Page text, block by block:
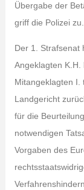
Übergabe der
griff die Polizei zu.
Der 1. Strafsenat
Angeklagten
Mitangeklagten I.
Landgericht
für die
notwendigen
Vorgaben des